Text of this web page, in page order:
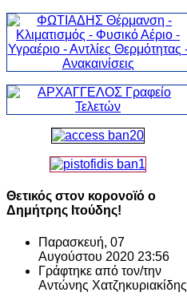
Θετικός στον κορονοϊό ο
Δημήτρης Ιτούδης!
Παρασκευή, 07
Αυγούστου 2020 23:56
Γράφτηκε από τον/την
Αντώνης Χατζηκυριακίδης